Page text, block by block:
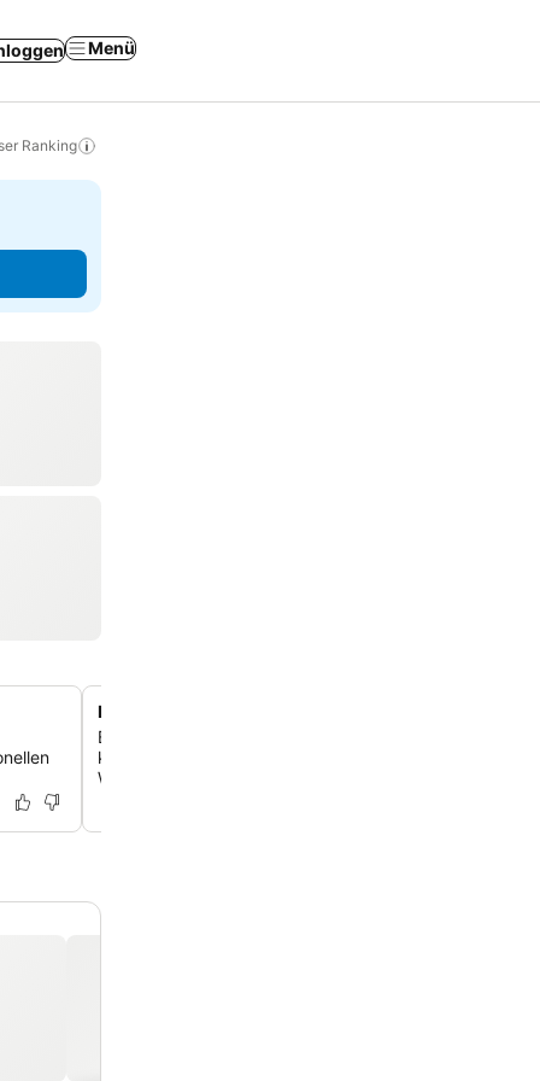
Menü
Ranking
Fusion aus griechischer und asiatischer
Entdecke das erste Banyan Tree Hotel in Europa, wo
korfiotischer Charme auf ruhiges, asiatisch inspiriertes
Wellness-Philosophien trifft.